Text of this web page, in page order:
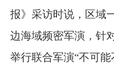
报》采访时说，区域
边海域频密军演，针
举行联合军演“不可